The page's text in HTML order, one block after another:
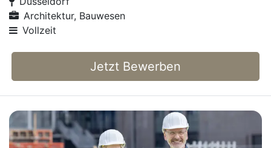
Architektur, Bauwesen
Vollzeit
Jetzt Bewerben